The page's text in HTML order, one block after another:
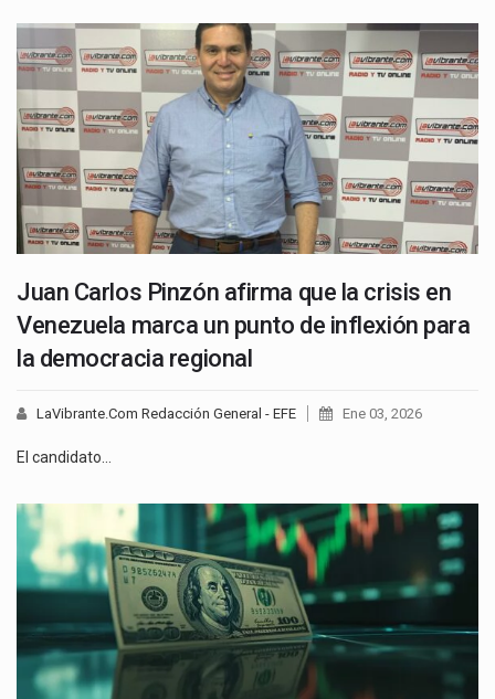
Juan Carlos Pinzón afirma que la crisis en
Venezuela marca un punto de inflexión para
la democracia regional
LaVibrante.Com Redacción General - EFE Ene 03, 2026
El candidato…